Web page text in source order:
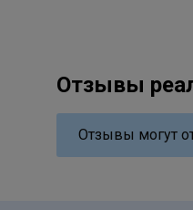
Отзывы
Отзывы могут